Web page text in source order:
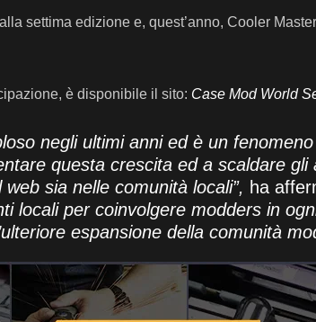
settima edizione e, quest’anno, Cooler
è disponibile il sito: Case Mod World
negli ultimi anni ed è un
questa crescita ed a scaldare
sia nelle comunità locali”, ha
locali per coinvolgere modders in
espansione della comunità